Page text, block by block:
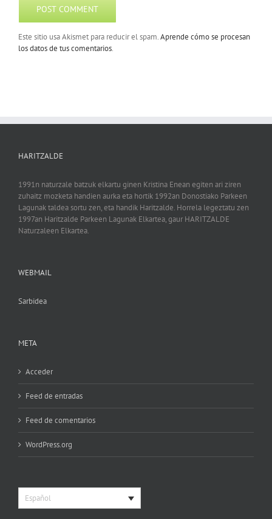
Este sitio usa Akismet para reducir el spam.Aprende cómo se procesan
los datos de tus comentarios.
HARITZALDE
1991n naturzale batzuk elkartu ginen Kristina Enean egiten ari ziren
zuhaitz mozketa handien aurka eta hortik 1992an Donostiako Parkeen
Lagunak taldea sortu zen, eta handik Haritzalde. Horrela legeztatu zen
1997an Haritzalde Parkeen Lagunak Elkartea, gaur HARITZALDE
Naturzaleen Elkartea.
WEBMAIL
Sarbidea
META
Acceder
Feed de entradas
Feed de comentarios
WordPress.org
Español